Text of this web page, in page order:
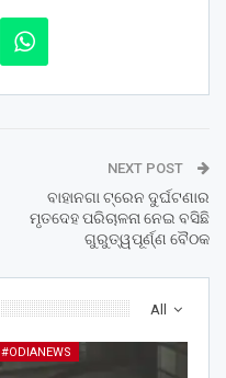
NEXT POST
ବାହାନଗା ଟ୍ରେନ ଦୁର୍ଘଟଣାର
ମୃତଦେହ ପରିଚାଳନା ନେଇ ବସିଛି
ଗୁରୁତ୍ୱପୂର୍ଣ୍ଣ ବୈଠକ
All
#ODIANEWS